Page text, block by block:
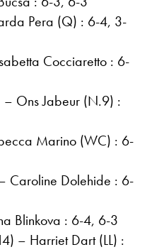
Pera (Q) : 6-4, 3-
Cocciaretto : 6-
Ons Jabeur (N.9) :
Marino (WC) : 6-
Caroline Dolehide : 6-
Blinkova : 6-4, 6-3
– Harriet Dart (LL) :